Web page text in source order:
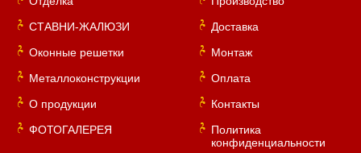
СТАВНИ-ЖАЛЮЗИ
Оконные решетки
Металлоконструкции
О продукции
ФОТОГАЛЕРЕЯ
Доставка
Монтаж
Оплата
Контакты
Политика
конфиденциальности